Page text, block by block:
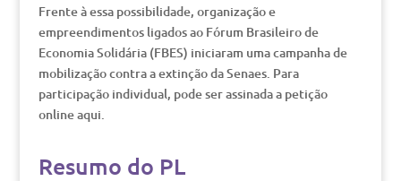
Frente à essa possibilidade, organização e
empreendimentos ligados ao Fórum Brasileiro de
Economia Solidária (FBES) iniciaram uma campanha de
mobilização contra a extinção da Senaes. Para
participação individual, pode ser assinada a petição
online aqui.
Resumo do PL